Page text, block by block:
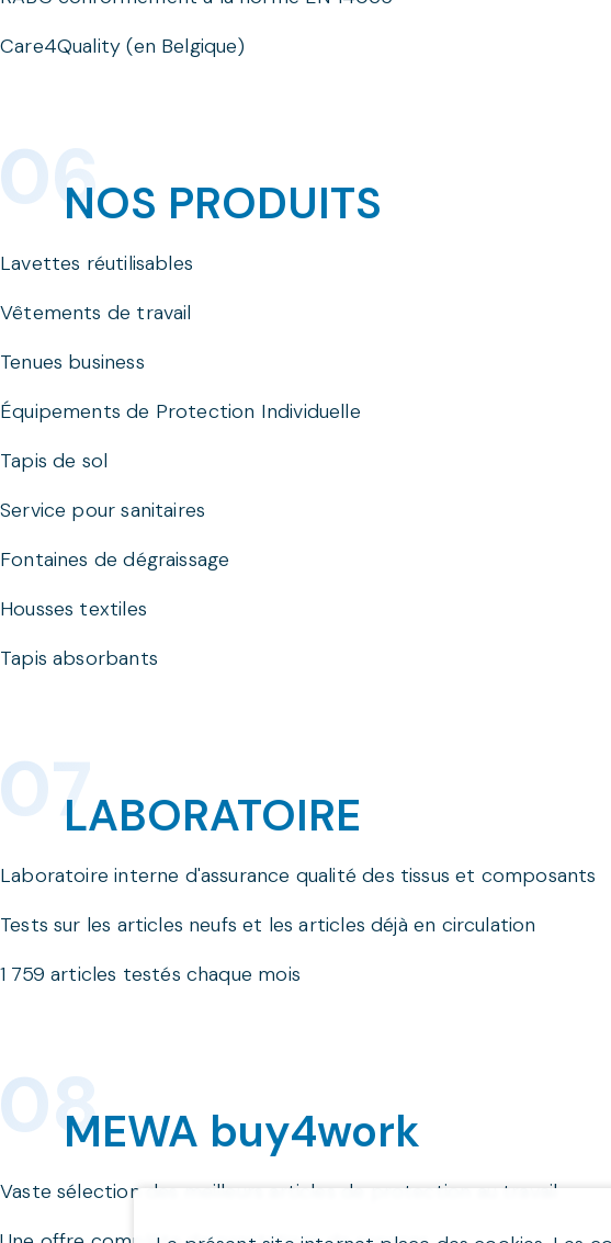
Care4Quality (en Belgique)
NOS PRODUITS
Lavettes réutilisables
Vêtements de travail
Tenues business
Équipements de Protection Individuelle
Tapis de sol
Service pour sanitaires
Fontaines de dégraissage
Housses textiles
Tapis absorbants
LABORATOIRE
Laboratoire interne d'assurance qualité des tissus et composants
Tests sur les articles neufs et les articles déjà en circulation
1 759 articles testés chaque mois
MEWA buy4work
Vaste sélection des meilleurs articles de protection au travail